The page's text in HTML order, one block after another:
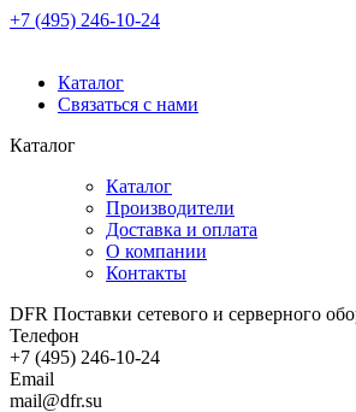
+7 (495) 246-10-24
Каталог
Связаться с нами
Каталог
Каталог
Производители
Доставка и оплата
О компании
Контакты
DFR Поставки сетевого и серверного
Телефон
+7 (495) 246-10-24
Email
mail@dfr.su